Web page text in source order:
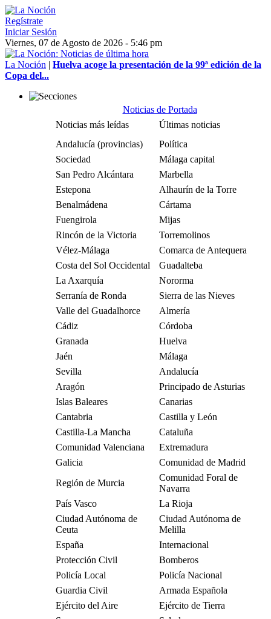
Regístrate
Iniciar Sesión
Viernes, 07 de Agosto de 2026 - 5:46 pm
La Noción | Huelva acoge la presentación de la 99ª edición de la
Copa del...
Noticias de Portada
Noticias más leídas
Últimas noticias
Andalucía (provincias)
Política
Sociedad
Málaga capital
San Pedro Alcántara
Marbella
Estepona
Alhaurín de la Torre
Benalmádena
Cártama
Fuengirola
Mijas
Rincón de la Victoria
Torremolinos
Vélez-Málaga
Comarca de Antequera
Costa del Sol Occidental
Guadalteba
La Axarquía
Nororma
Serranía de Ronda
Sierra de las Nieves
Valle del Guadalhorce
Almería
Cádiz
Córdoba
Granada
Huelva
Jaén
Málaga
Sevilla
Andalucía
Aragón
Principado de Asturias
Islas Baleares
Canarias
Cantabria
Castilla y León
Castilla-La Mancha
Cataluña
Comunidad Valenciana
Extremadura
Galicia
Comunidad de Madrid
Región de Murcia
Comunidad Foral de
Navarra
País Vasco
La Rioja
Ciudad Autónoma de
Ceuta
Ciudad Autónoma de
Melilla
España
Internacional
Protección Civil
Bomberos
Policía Local
Policía Nacional
Guardia Civil
Armada Española
Ejército del Aire
Ejército de Tierra